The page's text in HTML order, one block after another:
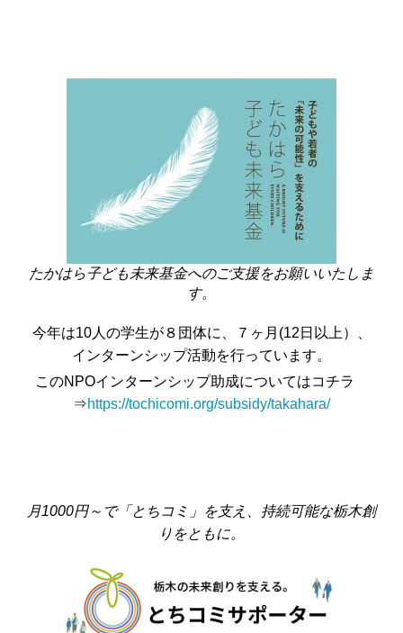
たかはら子ども未来基金へのご支援をお願いいたしま
す。
今年は10人の学生が８団体に、７ヶ月(12日以上）、
インターンシップ活動を行っています。
このNPOインターンシップ助成についてはコチラ
⇒https://tochicomi.org/subsidy/takahara/
月1000円～で「とちコミ」を支え、持続可能な栃木創
りをともに。